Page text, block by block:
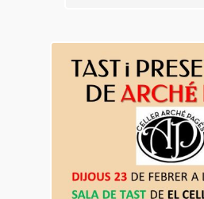
23
febr.